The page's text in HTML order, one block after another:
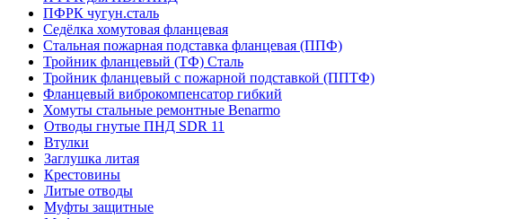
ПФРК чугун.сталь
Седёлка хомутовая фланцевая
Стальная пожарная подставка фланцевая (ППФ)
Тройник фланцевый (ТФ) Сталь
Тройник фланцевый с пожарной подставкой (ППТФ)
Фланцевый виброкомпенсатор гибкий
Хомуты стальные ремонтные Benarmo
Отводы гнутые ПНД SDR 11
Втулки
Заглушка литая
Крестовины
Литые отводы
Муфты защитные